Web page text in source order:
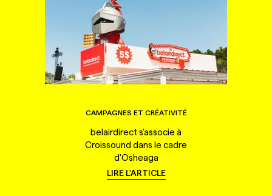
CAMPAGNES ET CRÉATIVITÉ
belairdirect s'associe à
Croissound dans le cadre
d'Osheaga
LIRE L'ARTICLE